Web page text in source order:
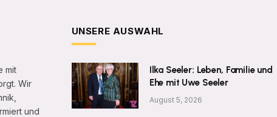
mit
Wir
und
UNSERE AUSWAHL
Ilka Seeler: Leben, Familie und
Ehe mit Uwe Seeler
August 5, 2026